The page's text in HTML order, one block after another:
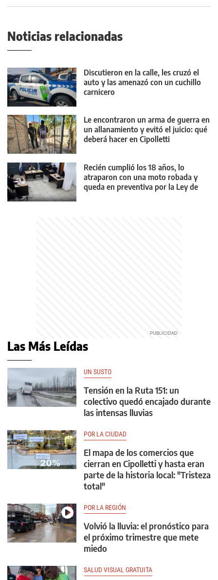
Noticias relacionadas
Discutieron en la calle, les cruzó el
auto y las amenazó con un cuchillo
carnicero
Le encontraron un arma de guerra en
un allanamiento y evitó el juicio: qué
deberá hacer en Cipolletti
Recién cumplió los 18 años, lo
atraparon con una moto robada y
queda en preventiva por la Ley de
Las Más Leídas
UN SUSTO
Tensión en la Ruta 151: un
colectivo quedó encajado durante
las intensas lluvias
POR LA CIUDAD
El mapa de los comercios que
cierran en Cipolletti y hasta eran
parte de la historia local: "Tristeza
total"
POR LA REGIÓN
Volvió la lluvia: el pronóstico para
el próximo trimestre que mete
miedo
SALUD VISUAL GRATUITA